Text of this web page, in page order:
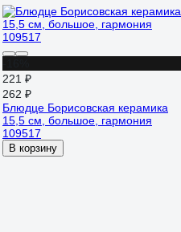
221 ₽
262 ₽
Блюдце Борисовская керамика
15,5 см, большое, гармония
109517
В корзину